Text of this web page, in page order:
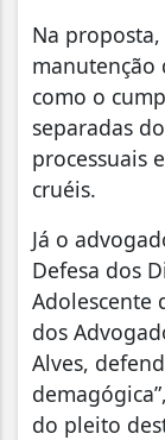
Na
manutenção
como o
separadas
processuais
cruéis.
Já o
Defesa dos
Adolescente
dos
Alves,
do pleito